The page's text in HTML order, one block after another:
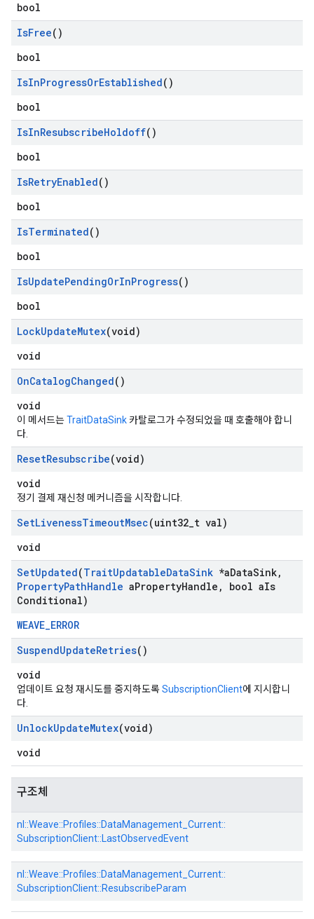
bool
IsFree()
bool
IsInProgressOrEstablished()
bool
IsInResubscribeHoldoff()
bool
IsRetryEnabled()
bool
IsTerminated()
bool
IsUpdatePendingOrInProgress()
bool
LockUpdateMutex(void)
void
OnCatalogChanged()
void
이 메서드는TraitDataSink 카탈로그가 수정되었을 때 호출해야 합니
다.
ResetResubscribe(void)
void
정기 결제 재신청 메커니즘을 시작합니다.
SetLivenessTimeoutMsec(uint32 t val)
void
SetUpdated(TraitUpdatableDataSink *aDataSink,
PropertyPathHandle aPropertyHandle , bool aIs
Conditional)
WEAVE_ERROR
SuspendUpdateRetries()
void
업데이트 요청 재시도를 중지하도록SubscriptionClient에 지시합니
다.
UnlockUpdateMutex(void)
void
구조체
nl::Weave::Profiles::DataManagement_Current::
SubscriptionClient:: LastObservedEvent
nl::Weave::Profiles::DataManagement_Current::
SubscriptionClient::ResubscribeParam